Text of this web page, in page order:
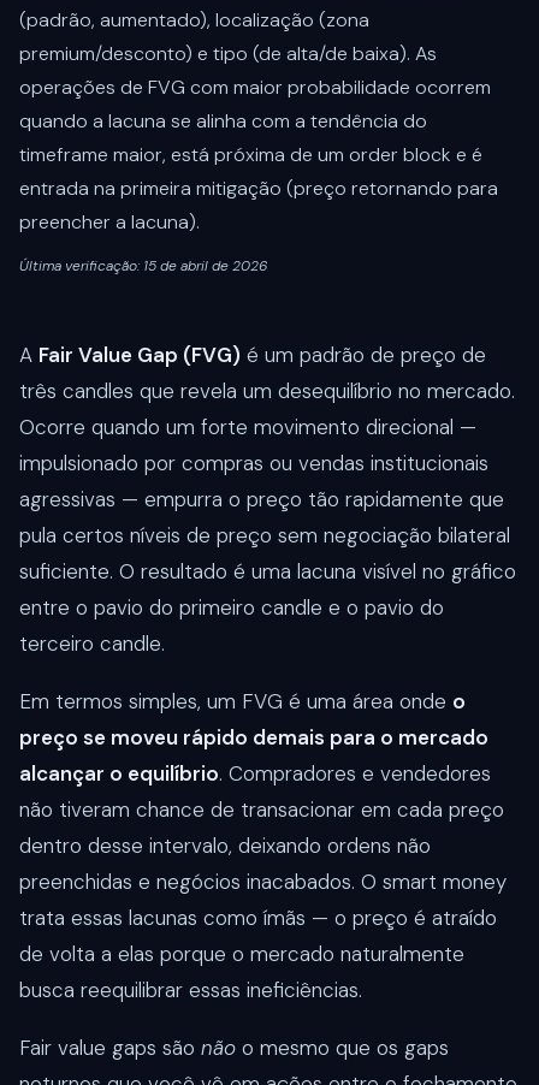
(padrão, aumentado), localização (zona
premium/desconto) e tipo (de alta/de baixa). As
operações de FVG com maior probabilidade ocorrem
quando a lacuna se alinha com a tendência do
timeframe maior, está próxima de um order block e é
entrada na primeira mitigação (preço retornando para
preencher a lacuna).
Última verificação: 15 de abril de 2026
A Fair Value Gap (FVG) é um padrão de preço de
três candles que revela um desequilíbrio no mercado.
Ocorre quando um forte movimento direcional —
impulsionado por compras ou vendas institucionais
agressivas — empurra o preço tão rapidamente que
pula certos níveis de preço sem negociação bilateral
suficiente. O resultado é uma lacuna visível no gráfico
entre o pavio do primeiro candle e o pavio do
terceiro candle.
Em termos simples, um FVG é uma área onde o
preço se moveu rápido demais para o mercado
alcançar o equilíbrio. Compradores e vendedores
não tiveram chance de transacionar em cada preço
dentro desse intervalo, deixando ordens não
preenchidas e negócios inacabados. O smart money
trata essas lacunas como ímãs — o preço é atraído
de volta a elas porque o mercado naturalmente
busca reequilibrar essas ineficiências.
Fair value gaps são não o mesmo que os gaps